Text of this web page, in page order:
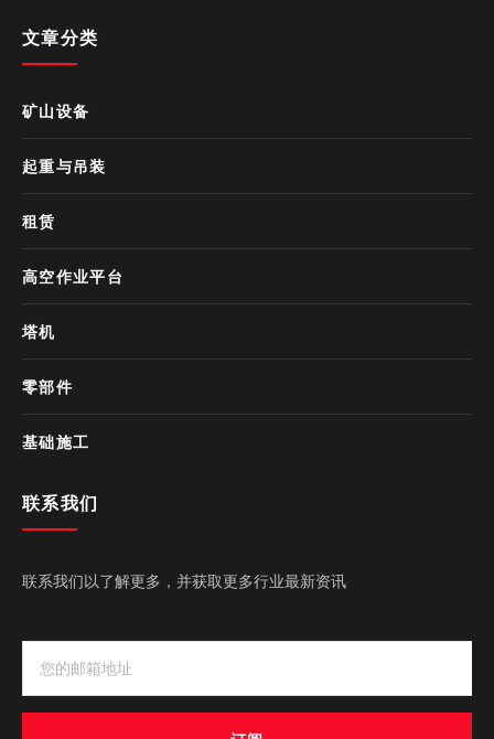
文章分类
矿山设备
起重与吊装
租赁
高空作业平台
塔机
零部件
基础施工
联系我们
联系我们以了解更多，并获取更多行业最新资讯